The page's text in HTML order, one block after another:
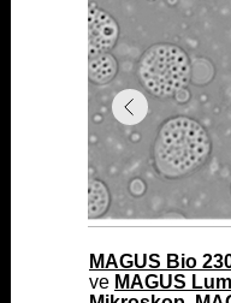
MAGUS Bio
ve MAGUS
MAGUS Bio
ve MAGUS